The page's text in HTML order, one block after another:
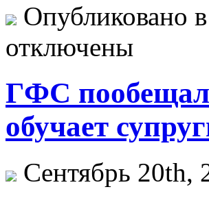
Опубликовано
отключены
ГФС
обучает
Сентябрь 20th,